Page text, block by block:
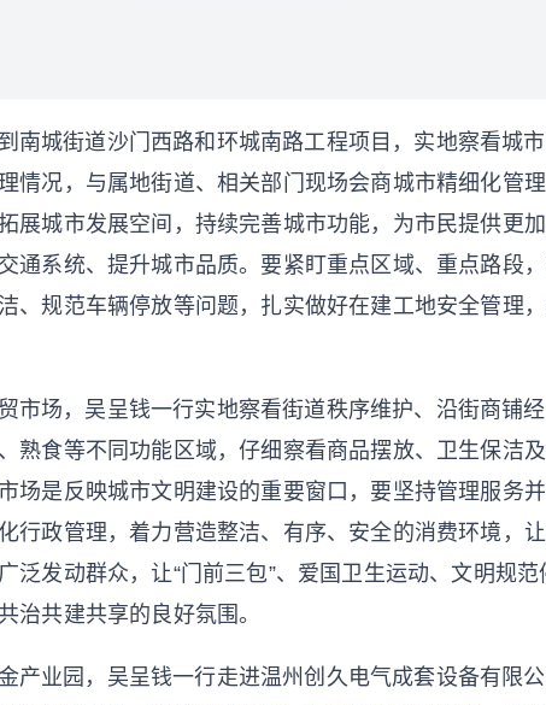
南城街道沙门西路和环城南路工程项目，实地察看城
情况，与属地街道、相关部门现场会商城市精细化管
展城市发展空间，持续完善城市功能，为市民提供更
通系统、提升城市品质。要紧盯重点区域、重点路段
、规范车辆停放等问题，扎实做好在建工地安全管理
市场，吴呈钱一行实地察看街道秩序维护、沿街商铺
熟食等不同功能区域，仔细察看商品摆放、卫生保洁
场是反映城市文明建设的重要窗口，要坚持管理服务
行政管理，着力营造整洁、有序、安全的消费环境，让
泛发动群众，让“门前三包”、爱国卫生运动、文明规
治共建共享的良好氛围。
产业园，吴呈钱一行走进温州创久电气成套设备有限